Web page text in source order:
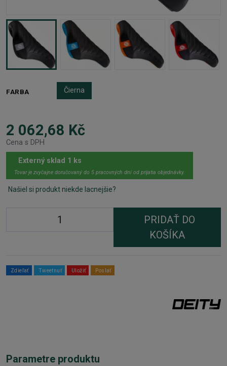
FARBA Čierna
2 062,68 Kč
Cena s DPH
Externý sklad 1 ks
Tovar je zvyčajne doručovaný do 5 pracovných dní od prijatia objednávky.
Našiel si produkt niekde lacnejšie?
PRIDAŤ DO
KOŠÍKA
Zdieľať Tweetnuť Uložiť Poslať
Parametre produktu